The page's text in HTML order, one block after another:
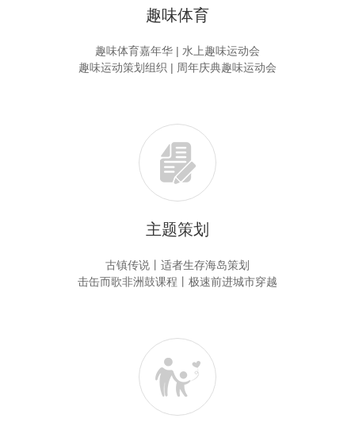
趣味体育
趣味体育嘉年华 | 水上趣味运动会
趣味运动策划组织 | 周年庆典趣味运动会
主题策划
古镇传说丨适者生存海岛策划
击缶而歌非洲鼓课程丨极速前进城市穿越